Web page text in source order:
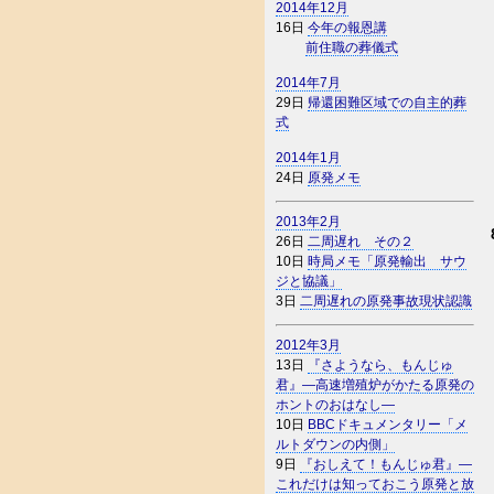
2014年12月
16日 今年の報恩講
前住職の葬儀式
2014年7月
29日 帰還困難区域での自主的葬
式
2014年1月
24日 原発メモ
2013年2月
26日 二周遅れ その２
10日 時局メモ「原発輸出 サウ
ジと協議」
3日 二周遅れの原発事故現状認識
2012年3月
13日
『さようなら、もんじゅ
君』―高速増殖炉がかたる原発の
ホントのおはなし―
10日 BBCドキュメンタリー「メ
ルトダウンの内側」
9日
『おしえて！もんじゅ君』―
これだけは知っておこう原発と放